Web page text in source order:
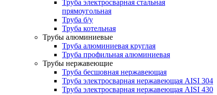
Труба электросварная стальная
прямоугольная
Труба б/у
Труба котельная
Трубы алюминиевые
Труба алюминиевая круглая
Труба профильная алюминиевая
Трубы нержавеющие
Труба бесшовная нержавеющая
Труба электросварная нержавеющая AISI 304
Труба электросварная нержавеющая AISI 430